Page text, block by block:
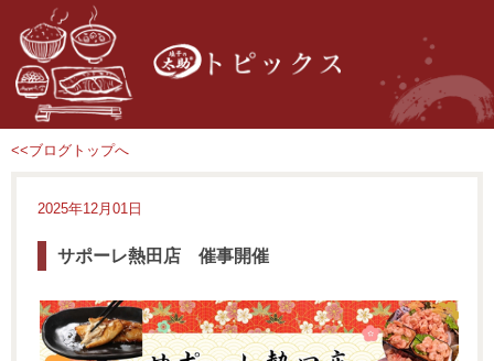
<<ブログトップへ
2025年12月01日
サポーレ熱田店 催事開催